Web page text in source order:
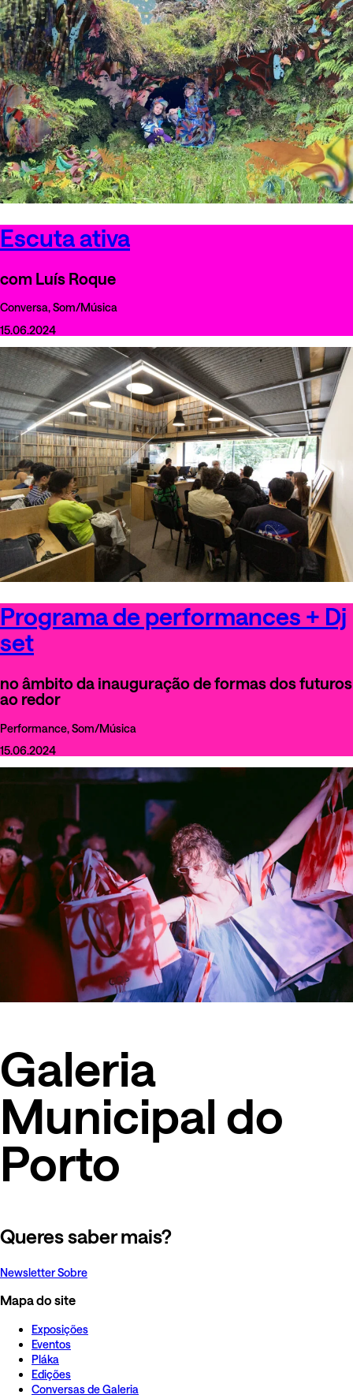
Escuta ativa
com Luís Roque
Conversa, Som/Música
15.06.2024
Programa de performances + Dj
set
no âmbito da inauguração de formas dos futuros
ao redor
Performance, Som/Música
15.06.2024
Galeria
Municipal do
Porto
Queres saber mais?
NewsletterSobre
Mapa do site
Exposições
Eventos
Pláka
Edições
Conversas de Galeria